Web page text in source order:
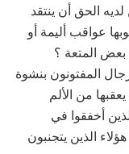
الحق أن ينتقد
عواقب أليمة أو
بعض المتعة ؟
المفتونون بنشوة
من الألم
أخفقوا في
الذين يتجنبون